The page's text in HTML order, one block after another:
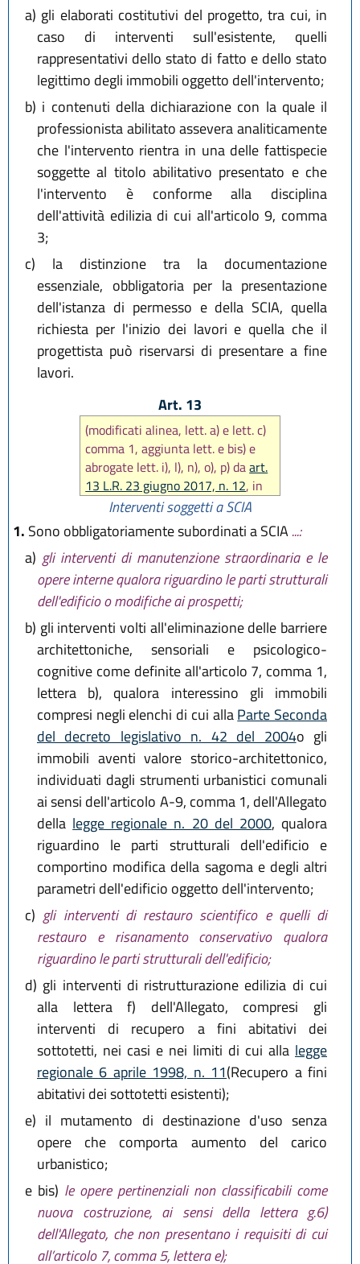
a) gli elaborati costitutivi del progetto, tra cui, in
caso di interventi sull'esistente, quelli
rappresentativi dello stato di fatto e dello stato
legittimo degli immobili oggetto dell'intervento;
b) i contenuti della dichiarazione con la quale il
professionista abilitato assevera analiticamente
che l'intervento rientra in una delle fattispecie
soggette al titolo abilitativo presentato e che
l'intervento è conforme alla disciplina
dell'attività edilizia di cui all'articolo 9, comma
3;
c) la distinzione tra la documentazione
essenziale, obbligatoria per la presentazione
dell'istanza di permesso e della SCIA, quella
richiesta per l'inizio dei lavori e quella che il
progettista può riservarsi di presentare a fine
lavori.
Art. 13
(modificati alinea, lett. a) e lett. c)
comma 1, aggiunta lett. e bis) e
abrogate lett. i), l), n), o), p) daart.
13 L.R. 23 giugno 2017, n. 12, in
seguito sostituite lett. a) e c)
comma 1, aggiunto comma 1 bis e
modificato comma 4 daart. 10 L.R.
29 dicembre 2020, n. 14, poi
modificato comma 1 daart. 18
L.R. 20 maggio 2021, n. 5e comma
art. 6 L.R. 3 agosto 2022,
n.11)
Interventi soggetti a SCIA
1. Sono obbligatoriamente subordinati a SCIA...:
a) gli interventi di manutenzione straordinaria e le
opere interne qualora riguardino le parti strutturali
dell'edificio o modifiche ai prospetti;
b) gli interventi volti all'eliminazione delle barriere
architettoniche, sensoriali e psicologico-
cognitive come definite all'articolo 7, comma 1,
lettera b), qualora interessino gli immobili
compresi negli elenchi di cui allaParte Seconda
del decreto legislativo n. 42 del 2004o gli
immobili aventi valore storico-architettonico,
individuati dagli strumenti urbanistici comunali
ai sensi dell'articolo A-9, comma 1, dell'Allegato
della legge regionale n. 20 del 2000, qualora
riguardino le parti strutturali dell'edificio e
comportino modifica della sagoma e degli altri
parametri dell'edificio oggetto dell'intervento;
c) gli interventi di restauro scientifico e quelli di
restauro e risanamento conservativo qualora
riguardino le parti strutturali dell'edificio;
d) gli interventi di ristrutturazione edilizia di cui
alla lettera f) dell'Allegato, compresi gli
interventi di recupero a fini abitativi dei
sottotetti, nei casi e nei limiti di cui alla legge
regionale 6 aprile 1998, n. 11(Recupero a fini
abitativi dei sottotetti esistenti);
e) il mutamento di destinazione d'uso senza
opere che comporta aumento del carico
urbanistico;
e bis) le opere pertinenziali non classificabili come
nuova costruzione, ai sensi della lettera g.6)
dell'Allegato, che non presentano i requisiti di cui
all’articolo 7, comma 5, lettera e);